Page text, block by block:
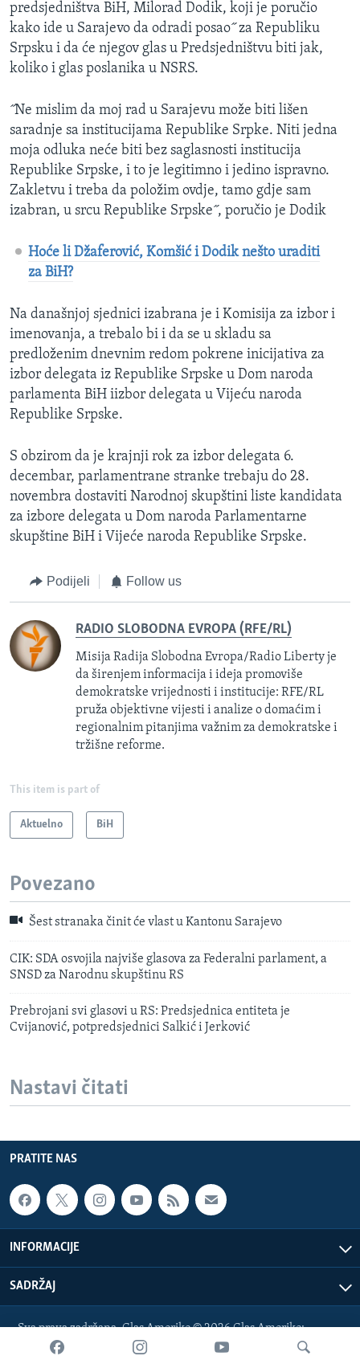
predsjedništva BiH, Milorad Dodik, koji je poručio
kako ide u Sarajevo da odradi posao˝ za Republiku
Srpsku i da će njegov glas u Predsjedništvu biti jak,
koliko i glas poslanika u NSRS.
˝Ne mislim da moj rad u Sarajevu može biti lišen
saradnje sa institucijama Republike Srpke. Niti jedna
moja odluka neće biti bez saglasnosti institucija
Republike Srpske, i to je legitimno i jedino ispravno.
Zakletvu i treba da položim ovdje, tamo gdje sam
izabran, u srcu Republike Srpske˝, poručio je Dodik
Hoće li Džaferović, Komšić i Dodik nešto uraditi
za BiH?
Na današnjoj sjednici izabrana je i Komisija za izbor i
imenovanja, a trebalo bi i da se u skladu sa
predloženim dnevnim redom pokrene inicijativa za
izbor delegata iz Republike Srpske u Dom naroda
parlamenta BiH iizbor delegata u Vijeću naroda
Republike Srpske.
S obzirom da je krajnji rok za izbor delegata 6.
decembar, parlamentrane stranke trebaju do 28.
novembra dostaviti Narodnoj skupštini liste kandidata
za izbore delegata u Dom naroda Parlamentarne
skupštine BiH i Vijeće naroda Republike Srpske.
Podijeli Follow us
RADIO SLOBODNA EVROPA (RFE/RL)
Misija Radija Slobodna Evropa/Radio Liberty je
da širenjem informacija i ideja promoviše
demokratske vrijednosti i institucije: RFE/RL
pruža objektivne vijesti i analize o domaćim i
regionalnim pitanjima važnim za demokratske i
tržišne reforme.
This item is part of
Aktuelno BiH
Povezano
Šest stranaka činit će vlast u Kantonu Sarajevo
CIK: SDA osvojila najviše glasova za Federalni parlament, a
SNSD za Narodnu skupštinu RS
Prebrojani svi glasovi u RS: Predsjednica entiteta je
Cvijanović, potpredsjednici Salkić i Jerković
Nastavi čitati
PRATITE NAS
INFORMACIJE
SADRŽAJ
Sva prava zadržana. Glas Amerike © 2026 Glas Amerike:
bosnian-service@voanews.com